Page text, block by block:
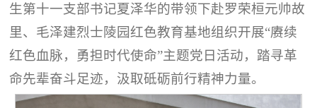
生第十一支部书记夏泽华的带领下赴罗荣桓元帅故
里、毛泽建烈士陵园红色教育基地组织开展“赓续
红色血脉，勇担时代使命”主题党日活动，踏寻革
命先辈奋斗足迹，汲取砥砺前行精神力量。